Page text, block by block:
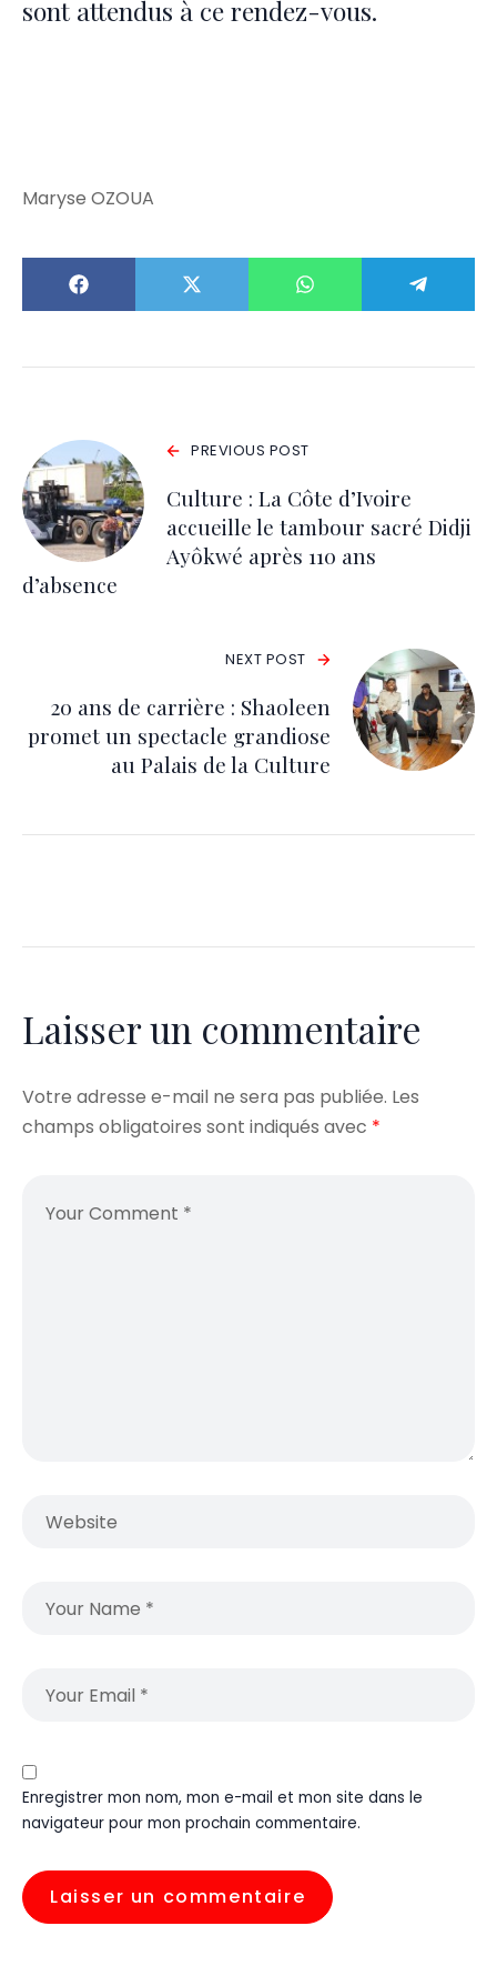
sont attendus à ce rendez-vous.
Maryse OZOUA
PREVIOUS POST
Culture : La Côte d’Ivoire
accueille le tambour sacré Didji
Ayôkwé après 110 ans
d’absence
NEXT POST
20 ans de carrière : Shaoleen
promet un spectacle grandiose
au Palais de la Culture
Laisser un commentaire
Votre adresse e-mail ne sera pas publiée. Les
champs obligatoires sont indiqués avec *
Enregistrer mon nom, mon e-mail et mon site dans le
navigateur pour mon prochain commentaire.